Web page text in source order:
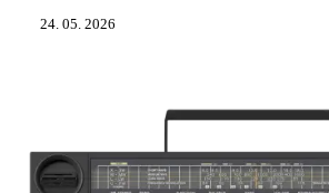
24. 05. 2026